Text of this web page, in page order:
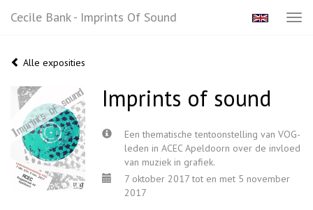
Cecile Bank - Imprints Of Sound
Alle exposities
Imprints of sound
Een thematische tentoonstelling van VOG-
leden in ACEC Apeldoorn over de invloed
van muziek in grafiek.
7 oktober 2017 tot en met 5 november
2017